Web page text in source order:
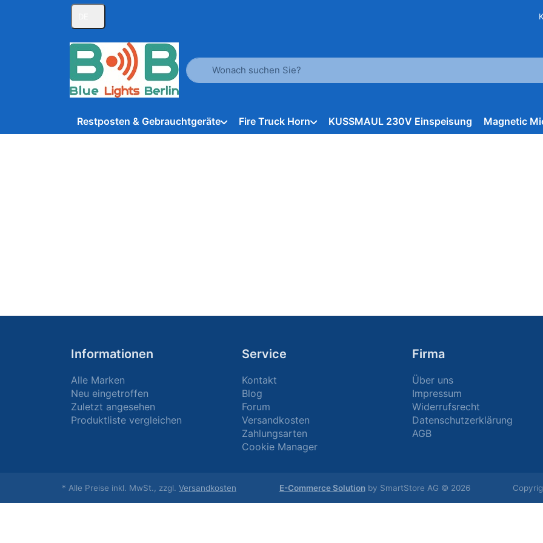
Geben Sie einen Suchbegriff ein. Während Sie tippen, erscheinen automatisch
Restposten & Gebrauchtgeräte Fire Truck Horn KUSSMAUL 230V Einspeisung Magnetic
Informationen
Alle Marken
Neu eingetroffen
Zuletzt angesehen
Produktliste vergleichen
Service
Kontakt
Blog
Forum
Versandkosten
Zahlungsarten
Cookie Manager
Firma
Über uns
Impressum
Widerrufsrecht
Datenschutzerklärung
AGB
* Alle Preise inkl. MwSt., zzgl. Versandkosten E-Commerce Solutionby SmartStore AG © 2026